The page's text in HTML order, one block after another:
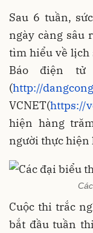
Sau 6 tuần,
ngày càng sâu
tìm hiểu về lịch
Báo điện tử
(http://
VCNET(https://
hiện hàng
người thực
Cuộc thi trắc
bắt đầu tuần